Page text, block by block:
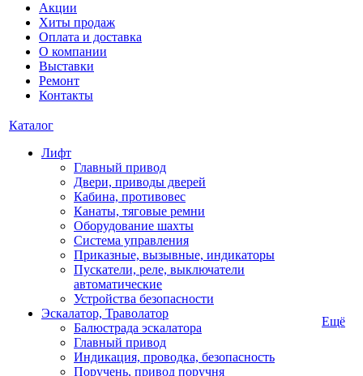
Акции
Хиты продаж
Оплата и доставка
О компании
Выставки
Ремонт
Контакты
Каталог
Лифт
Главный привод
Двери, приводы дверей
Кабина, противовес
Канаты, тяговые ремни
Оборудование шахты
Система управления
Приказные, вызывные, индикаторы
Пускатели, реле, выключатели
автоматические
Устройства безопасности
Эскалатор, Траволатор
Балюстрада эскалатора
Главный привод
Индикация, проводка, безопасность
Поручень, привод поручня
Ещё